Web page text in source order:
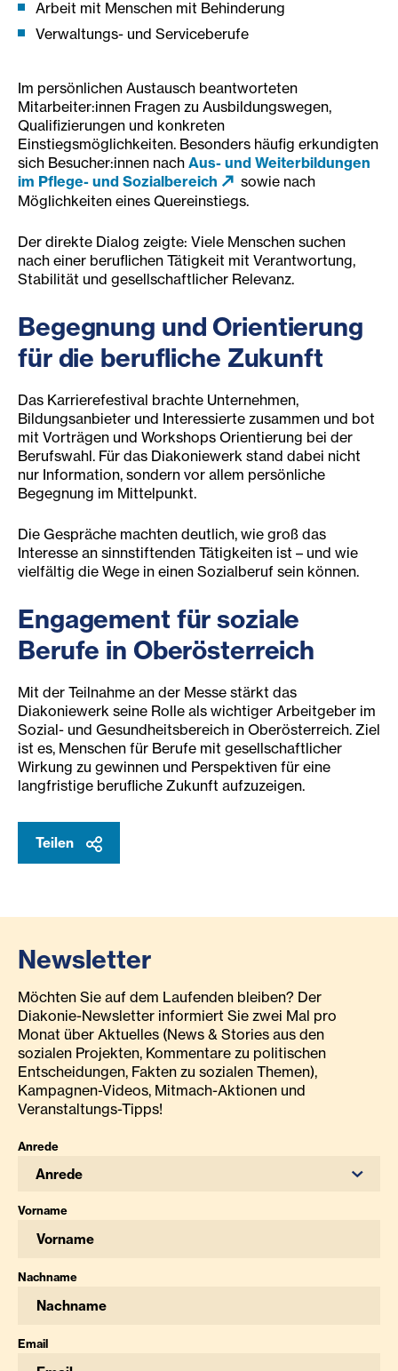
Arbeit mit Menschen mit Behinderung
Verwaltungs- und Serviceberufe
Im persönlichen Austausch beantworteten
Mitarbeiter:innen Fragen zu Ausbildungswegen,
Qualifizierungen und konkreten
Einstiegsmöglichkeiten. Besonders häufig erkundigten
sich Besucher:innen nach Aus- und Weiterbildungen
im Pflege- und Sozialbereich
sowie nach
Möglichkeiten eines Quereinstiegs.
Der direkte Dialog zeigte: Viele Menschen suchen
nach einer beruflichen Tätigkeit mit Verantwortung,
Stabilität und gesellschaftlicher Relevanz.
Begegnung und Orientierung
für die berufliche Zukunft
Das Karrierefestival brachte Unternehmen,
Bildungsanbieter und Interessierte zusammen und bot
mit Vorträgen und Workshops Orientierung bei der
Berufswahl. Für das Diakoniewerk stand dabei nicht
nur Information, sondern vor allem persönliche
Begegnung im Mittelpunkt.
Die Gespräche machten deutlich, wie groß das
Interesse an sinnstiftenden Tätigkeiten ist – und wie
vielfältig die Wege in einen Sozialberuf sein können.
Engagement für soziale
Berufe in Oberösterreich
Mit der Teilnahme an der Messe stärkt das
Diakoniewerk seine Rolle als wichtiger Arbeitgeber im
Sozial- und Gesundheitsbereich in Oberösterreich. Ziel
ist es, Menschen für Berufe mit gesellschaftlicher
Wirkung zu gewinnen und Perspektiven für eine
langfristige berufliche Zukunft aufzuzeigen.
Teilen
Newsletter
Möchten Sie auf dem Laufenden bleiben? Der
Diakonie-Newsletter informiert Sie zwei Mal pro
Monat über Aktuelles (News & Stories aus den
sozialen Projekten, Kommentare zu politischen
Entscheidungen, Fakten zu sozialen Themen),
Kampagnen-Videos, Mitmach-Aktionen und
Veranstaltungs-Tipps!
Anrede
Anrede
Vorname
Nachname
Email